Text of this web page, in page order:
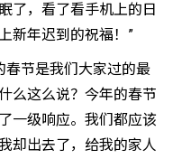
了，看了看手机上的日
新年迟到的祝福！”
春节是我们大家过的最
么这么说？今年的春节
一级响应。我们都应该
却出去了，给我的家人